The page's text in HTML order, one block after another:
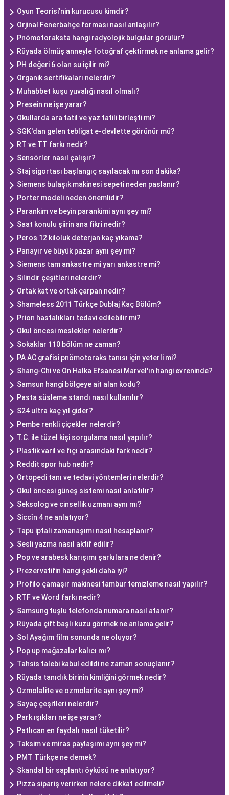
Oyun Teorisi'nin kurucusu kimdir?
Orjinal Fenerbahçe forması nasıl anlaşılır?
Pnömotoraksta hangi radyolojik bulgular görülür?
Rüyada ölmüş anneyle fotoğraf çektirmek ne anlama gelir?
PH değeri 6 olan su içilir mi?
Organik sertifikaları nelerdir?
Muhabbet kuşu yuvalığı nasıl olmalı?
Presein ne işe yarar?
Okullarda ara tatil ve yaz tatili birleşti mi?
SGK'dan gelen tebligat e-devlette görünür mü?
RT ve TT farkı nedir?
Sensörler nasıl çalışır?
Staj sigortası başlangıç sayılacak mı son dakika?
Siemens bulaşık makinesi sepeti neden paslanır?
Porter modeli neden önemlidir?
Parankim ve beyin parankimi aynı şey mi?
Saat konulu şiirin ana fikri nedir?
Peros 12 kiloluk deterjan kaç yıkama?
Panayır ve büyük pazar aynı şey mi?
Siemens tam ankastre mi yarı ankastre mi?
Silindir çeşitleri nelerdir?
Ortak kat ve ortak çarpan nedir?
Shameless 2011 Türkçe Dublaj Kaç Bölüm?
Prion hastalıkları tedavi edilebilir mi?
Okul öncesi meslekler nelerdir?
Sokaklar 110 bölüm ne zaman?
PA AC grafisi pnömotoraks tanısı için yeterli mi?
Shang-Chi ve On Halka Efsanesi Marvel'ın hangi evreninde?
Samsun hangi bölgeye ait alan kodu?
Pasta süsleme standı nasıl kullanılır?
S24 ultra kaç yıl gider?
Pembe renkli çiçekler nelerdir?
T.C. ile tüzel kişi sorgulama nasıl yapılır?
Plastik varil ve fıçı arasındaki fark nedir?
Reddit spor hub nedir?
Ortopedi tanı ve tedavi yöntemleri nelerdir?
Okul öncesi güneş sistemi nasıl anlatılır?
Seksolog ve cinsellik uzmanı aynı mı?
Siccîn 4 ne anlatıyor?
Tapu iptali zamanaşımı nasıl hesaplanır?
Sesli yazma nasıl aktif edilir?
Pop ve arabesk karışımı şarkılara ne denir?
Prezervatifin hangi şekli daha iyi?
Profilo çamaşır makinesi tambur temizleme nasıl yapılır?
RTF ve Word farkı nedir?
Samsung tuşlu telefonda numara nasıl atanır?
Rüyada çift başlı kuzu görmek ne anlama gelir?
Sol Ayağım film sonunda ne oluyor?
Pop up mağazalar kalıcı mı?
Tahsis talebi kabul edildi ne zaman sonuçlanır?
Rüyada tanıdık birinin kimliğini görmek nedir?
Ozmolalite ve ozmolarite aynı şey mi?
Sayaç çeşitleri nelerdir?
Park ışıkları ne işe yarar?
Patlıcan en faydalı nasıl tüketilir?
Taksim ve miras paylaşımı aynı şey mi?
PMT Türkçe ne demek?
Skandal bir saplantı öyküsü ne anlatıyor?
Pizza sipariş verirken nelere dikkat edilmeli?